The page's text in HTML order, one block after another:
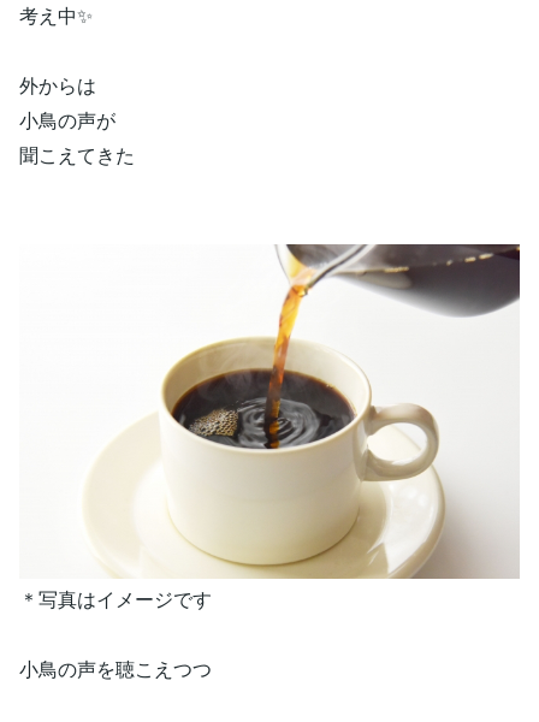
考え中✨
外からは
小鳥の声が
聞こえてきた
＊写真はイメージです
小鳥の声を聴こえつつ